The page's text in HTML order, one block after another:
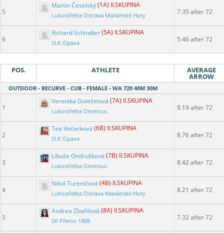
5
Martin Česelský(1A) II.SKUPINA
Lukostřelba Ostrava Mariánské Hory 7.35 after 72
6
Richard Schindler(5A) II.SKUPINA
SLK Opava 5.46 after 72
POS. ATHLETE AVERAGE
ARROW
OUTDOOR - RECURVE - CUB - FEMALE - WA 720 40M 30M
1
Veronika Doleželová (7A) II.SKUPINA
Lukostřelba Olomouc 9.19 after 72
2
Tea Večerková (6B) II.SKUPINA
SLK Opava 8.76 after 72
3
Libuše Ondrušková (7B) II.SKUPINA
Lukostřelba Olomouc 8.42 after 72
4
Nikol Tureničová (4B) II.SKUPINA
Lukostřelba Ostrava Mariánské Hory 8.21 after 72
5
Andrea Zbořilová (8A) II.SKUPINA
SK Přerov 1908 7.32 after 72